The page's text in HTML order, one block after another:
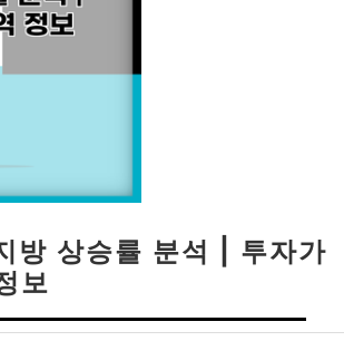
방 상승률 분석 | 투자가
보